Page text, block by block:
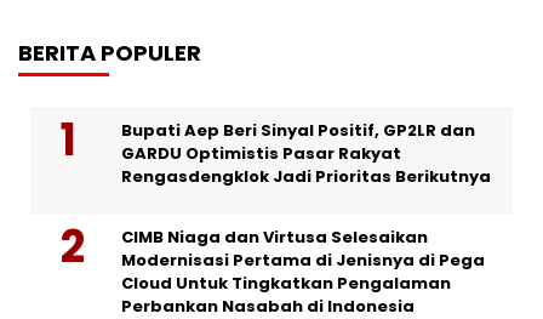
BERITA POPULER
Bupati Aep Beri Sinyal Positif, GP2LR dan
GARDU Optimistis Pasar Rakyat
Rengasdengklok Jadi Prioritas Berikutnya
CIMB Niaga dan Virtusa Selesaikan
Modernisasi Pertama di Jenisnya di Pega
Cloud Untuk Tingkatkan Pengalaman
Perbankan Nasabah di Indonesia